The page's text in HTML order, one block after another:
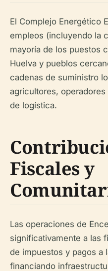
El Complejo Energético
empleos (incluyendo la
mayoría de los puestos
Huelva y pueblos
cadenas de suministro
agricultores,
de logística.
Fiscales y
Las operaciones de
significativamente a las
de impuestos y pagos a
financiando